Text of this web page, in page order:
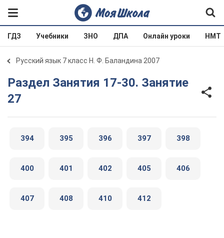
ГДЗ Учебники ЗНО ДПА Онлайн уроки НМТ
Русский язык 7 класс Н. Ф. Баландина 2007
Раздел Занятия 17-30. Занятие
27
394 395 396 397 398
400 401 402 405 406
407 408 410 412